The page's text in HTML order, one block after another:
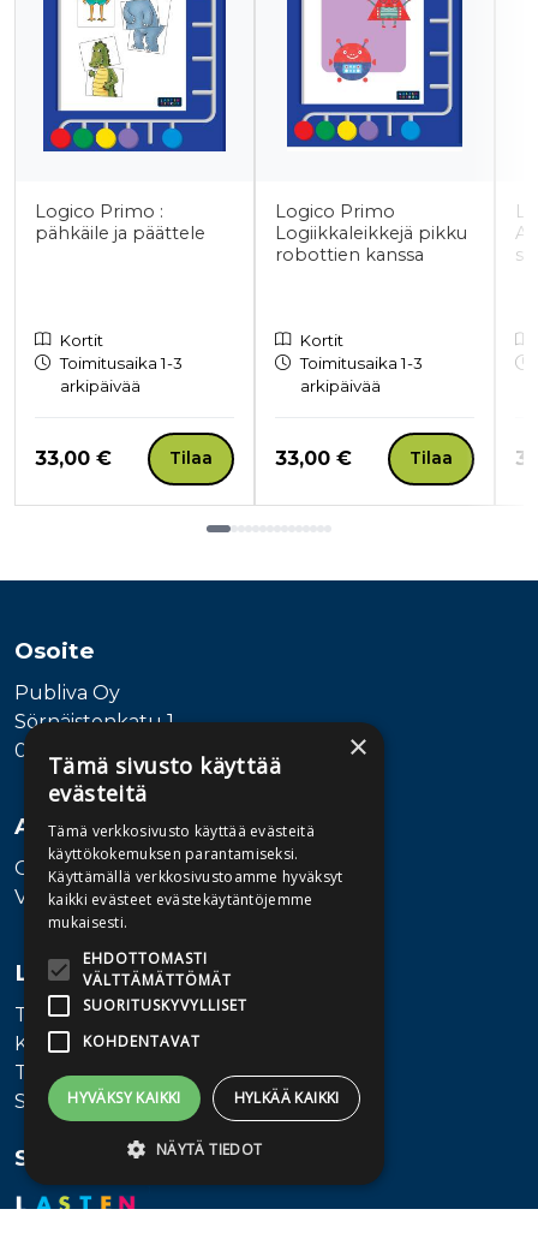
Logico Primo :
pähkäile ja päättele
Kortit
Toimitusaika 1-3
arkipäivää
Hinta nyt
33,00 € Tilaa
Logico Primo
Logiikkaleikkejä pikku
robottien kanssa
Kortit
Toimitusaika 1-3
arkipäivää
Hinta nyt
33,00 € Tilaa
Osoite
Publiva Oy
Sörnäistenkatu 1
00580 Helsinki
Asiakaspalvelu
Ota yhteyttä
Vaihde: 010 345100
Lisätietoa
Toimitusehdot
Käyttöohjeet
Tietosuojaseloste
Saavutettavuusseloste
Seuraa meitä
×
Tämä sivusto käyttää
evästeitä
Tämä verkkosivusto käyttää evästeitä
käyttökokemuksen parantamiseksi.
Käyttämällä verkkosivustoamme hyväksyt
kaikki evästeet evästekäytäntöjemme
mukaisesti.
EHDOTTOMASTI
VÄLTTÄMÄTTÖMÄT
SUORITUSKYVYLLISET
KOHDENTAVAT
HYVÄKSY KAIKKI HYLKÄÄ KAIKKI
NÄYTÄ TIEDOT